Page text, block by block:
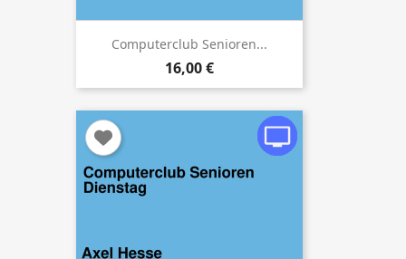
Computerclub Senioren...
16,00 €
Sie müssen eingeloggt sein, um Kurse in Ihrer
Wunschliste zu speichern.